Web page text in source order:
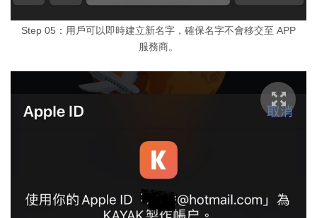
Step 05：用戶可以即時建立新名字，確保名字不會移交至 APP
服務商。